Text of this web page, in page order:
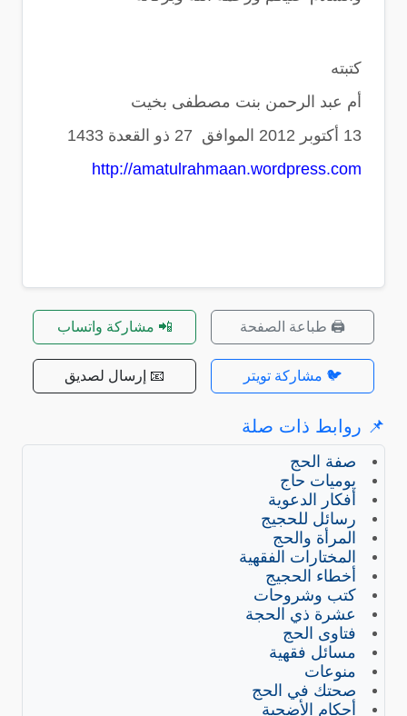
كتبته
أم عبد الرحمن بنت مصطفى بخيت
13 أكتوبر 2012 الموافق 27 ذو القعدة 1433
http://amatulrahmaan.wordpress.com
🖨️ طباعة الصفحة 📲 مشاركة واتساب
🐦 مشاركة تويتر 📧 إرسال لصديق
📌 روابط ذات صلة
صفة الحج
يوميات حاج
أفكار الدعوية
رسائل للحجيج
المرأة والحج
المختارات الفقهية
أخطاء الحجيج
كتب وشروحات
عشرة ذي الحجة
فتاوى الحج
مسائل فقهية
منوعات
صحتك في الحج
أحكام الأضحية